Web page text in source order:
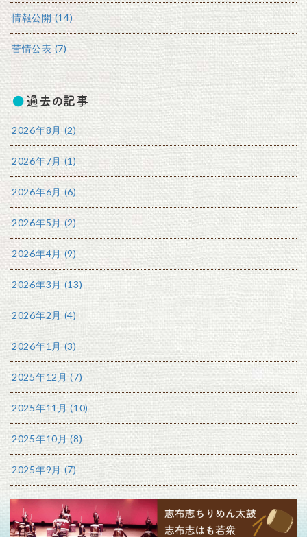
情報公開 (14)
苦情公表 (7)
過去の記事
2026年8月 (2)
2026年7月 (1)
2026年6月 (6)
2026年5月 (2)
2026年4月 (9)
2026年3月 (13)
2026年2月 (4)
2026年1月 (3)
2025年12月 (7)
2025年11月 (10)
2025年10月 (8)
2025年9月 (7)